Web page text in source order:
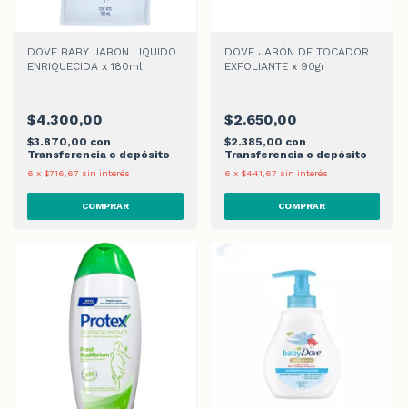
DOVE BABY JABON LIQUIDO
ENRIQUECIDA x 180ml
$4.300,00
$3.870,00 con
Transferencia o depósito
6 x $716,67 sin interés
DOVE JABÓN DE TOCADOR
EXFOLIANTE x 90gr
$2.650,00
$2.385,00 con
Transferencia o depósito
6 x $441,67 sin interés